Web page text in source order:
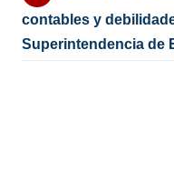
contables y
Superintendencia de